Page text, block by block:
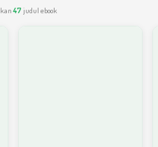
47 judul ebook